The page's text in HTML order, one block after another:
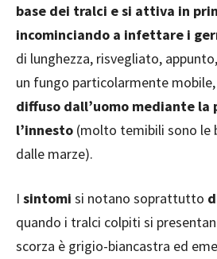
base dei tralci e si attiva in
incominciando a infettare i
di lunghezza, risvegliato,
un fungo particolarmente
diffuso dall’uomo mediante la
l’innesto (molto temibili sono
dalle marze).
I sintomi si notano soprattutto
quando i tralci colpiti si
scorza è grigio-biancastra ed